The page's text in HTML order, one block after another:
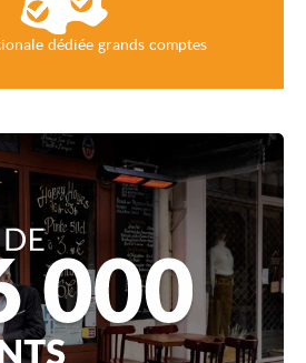
dédiée grands comptes